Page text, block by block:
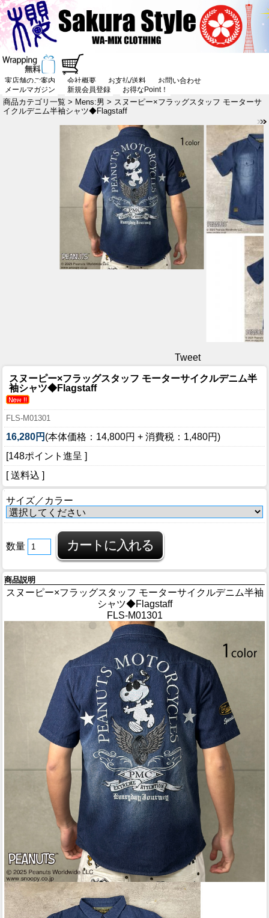
実店舗のご案内 会社概要 お支払/送料
お問い合わせ
メールマガジン
新規会員登録 お得なPoint！
商品カテゴリ一覧 > Mens:男 > スヌーピー×フラッグスタッフ モーターサ
イクルデニム半袖シャツ◆Flagstaff
Tweet
スヌーピー×フラッグスタッフ モーターサイクルデニム半
袖シャツ◆Flagstaff
FLS-M01301
16,280円 (本体価格：14,800円 + 消費税：1,480円)
[148ポイント進呈 ]
[ 送料込 ]
サイズ／カラー
数量
商品説明
スヌーピー×フラッグスタッフ モーターサイクルデニム半袖
シャツ◆Flagstaff
FLS-M01301